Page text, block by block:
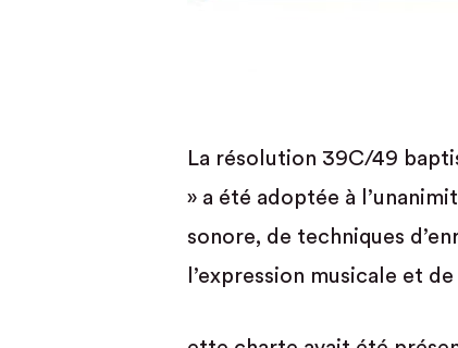
La résolution 39C/49
» a été adoptée à
sonore, de techniques
l’expression musicale et